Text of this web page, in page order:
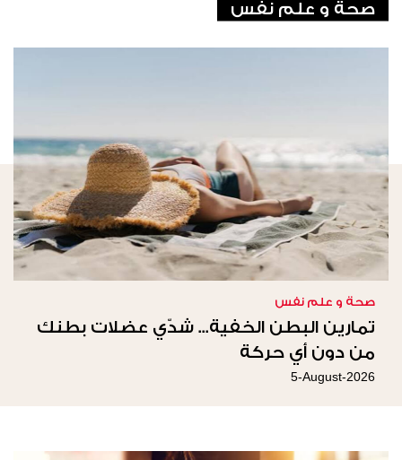
صحة و علم نفس
صحة و علم نفس
تمارين البطن الخفية... شدّي عضلات بطنك
من دون أي حركة
5-August-2026